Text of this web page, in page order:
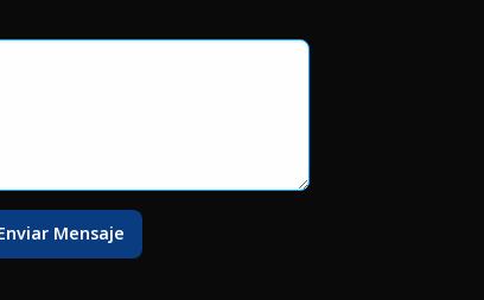
Mensaje